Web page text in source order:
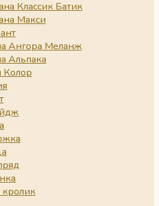
Классик Батик
Макси
Ангора Меланж
Альпака
Колор